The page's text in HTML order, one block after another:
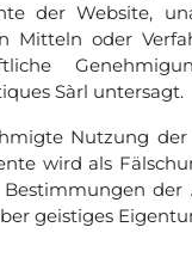
der Website,
Mitteln oder
Sàrl untersagt.
Nutzung der
wird als
der
geistiges